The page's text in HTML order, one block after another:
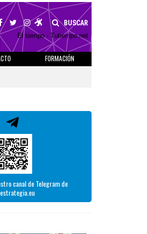
BUSCAR
El tiempo - Tutiempo.net
FORMACIÓN
canal de Telegram de